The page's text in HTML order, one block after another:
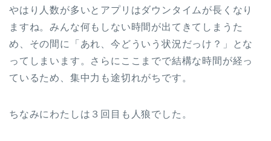
やはり人数が多いとアプリはダウンタイムが長くなり
ますね。みんな何もしない時間が出てきてしまうた
め、その間に「あれ、今どういう状況だっけ？」とな
ってしまいます。さらにここまでで結構な時間が経っ
ているため、集中力も途切れがちです。
ちなみにわたしは３回目も人狼でした。